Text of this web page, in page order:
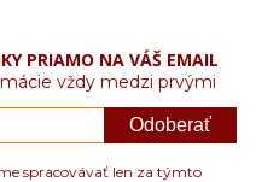
PRIAMO NA VÁŠ EMAIL
vždy medzi prvými
Odoberať
spracovávať len za týmto